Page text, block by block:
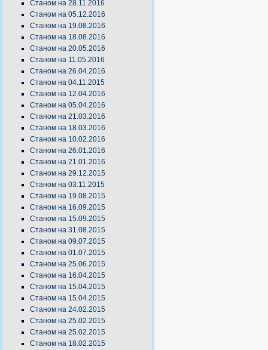
Станом на 28.11.2016
Станом на 05.12.2016
Станом на 19.08.2016
Станом на 18.08.2016
Станом на 20.05.2016
Станом на 11.05.2016
Станом на 26.04.2016
Станом на 04.11.2015
Станом на 12.04.2016
Станом на 05.04.2016
Станом на 21.03.2016
Станом на 18.03.2016
Станом на 10.02.2016
Станом на 26.01.2016
Станом на 21.01.2016
Станом на 29.12.2015
Станом на 03.11.2015
Станом на 19.08.2015
Станом на 16.09.2015
Станом на 15.09.2015
Станом на 31.08.2015
Станом на 09.07.2015
Станом на 01.07.2015
Станом на 25.06.2015
Станом на 16.04.2015
Станом на 15.04.2015
Станом на 15.04.2015
Станом на 24.02.2015
Станом на 25.02.2015
Станом на 25.02.2015
Станом на 18.02.2015